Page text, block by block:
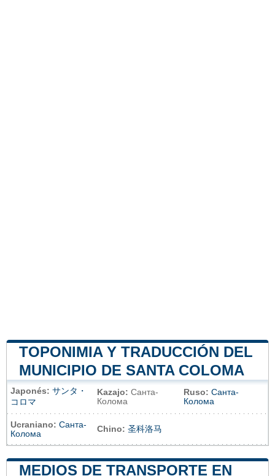
TOPONIMIA Y TRADUCCIÓN DEL
MUNICIPIO DE SANTA COLOMA
Japonés: サンタ・
コロマ
Kazajo: Санта-
Колома
Ruso: Санта-
Колома
Ucraniano: Санта-
Колома
Chino: 圣科洛马
MEDIOS DE TRANSPORTE EN